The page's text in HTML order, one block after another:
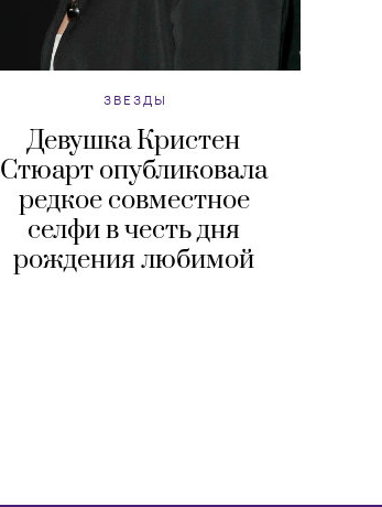
ЗВЕЗДЫ
Девушка Кристен
Стюарт опубликовала
редкое совместное
селфи в честь дня
рождения любимой